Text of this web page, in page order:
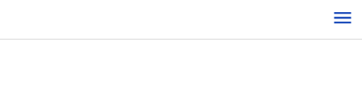
konten